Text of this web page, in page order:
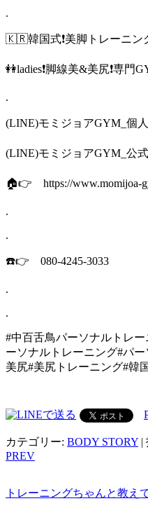
.
🇰🇷韓国式❗️美脚トレーニン
👭ladies❗️脚線美&美尻❗️専門
.
(LINE)モミジョアGYM_個
(LINE)モミジョアGYM_公
🏠👉 https://www.momijoa-
.
.
☎️👉 080-4245-3033
.
.
#中百舌鳥パーソナルトレ
ーソナルトレーニング#パ
美尻#美尻トレーニング#韓
カテゴリー: BODY STORY |
PREV
トレーニングちゃんと教え